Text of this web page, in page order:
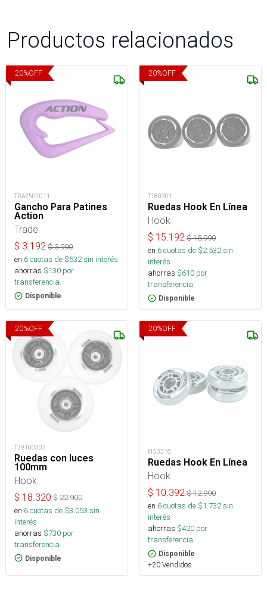
Productos relacionados
20%OFF
TRA2501011
Gancho Para Patines
Action
Trade
$ 3.192 $3.990
en 6cuotas de $532sin interés
ahorras $130 por
transferencia.
Disponible
20%OFF
T180301
Ruedas Hook En Línea
Hook
$ 15.192 $18.990
en 6cuotas de $2.532sin
interés
ahorras $610 por
transferencia.
Disponible
20%OFF
T29100303
Ruedas con luces
100mm
Hook
$ 18.320 $22.900
en 6cuotas de $3.053 sin
interés
ahorras $730 por
transferencia.
Disponible
20%OFF
t150316
Ruedas Hook En Línea
Hook
$ 10.392 $12.990
en 6cuotas de $1.732sin
interés
ahorras $420 por
transferencia.
Disponible
+20 Vendidos